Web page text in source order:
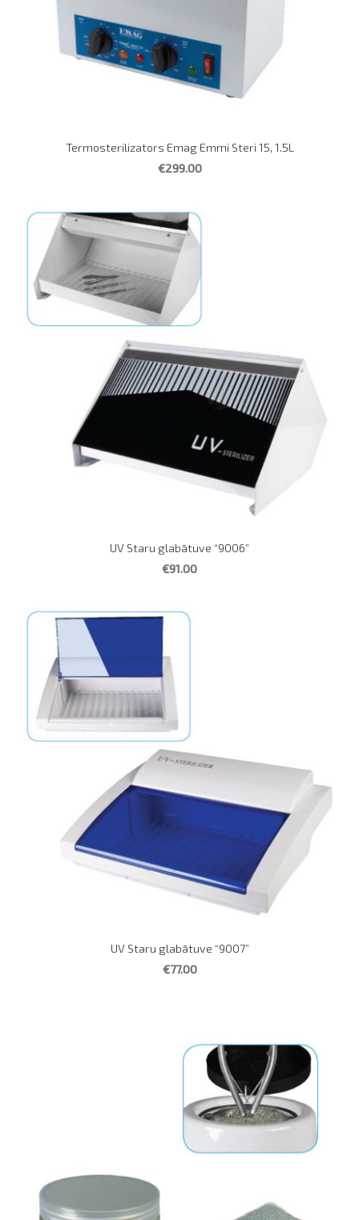
Termosterilizators Emag Emmi Steri 15, 1.5L
€299.00
UV Staru glabātuve “9006”
€91.00
UV Staru glabātuve “9007”
€77.00